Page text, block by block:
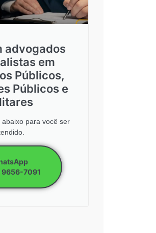
advogados
em
Públicos,
Públicos e
para você ser
9656-7091